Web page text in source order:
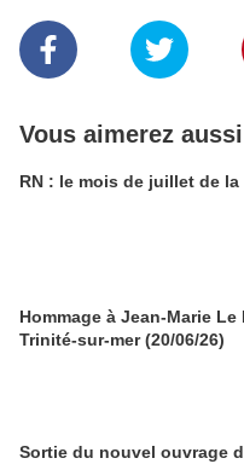
Vous aimerez aussi
RN : le mois de juillet de
Hommage à Jean-Marie Le
Trinité-sur-mer (20/06/26)
Sortie du nouvel ouvrage